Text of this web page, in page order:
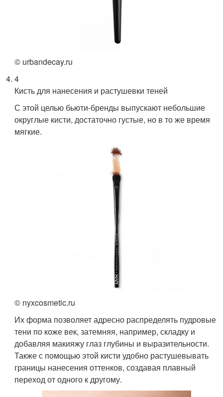
© urbandecay.ru
4
Кисть для нанесения и растушевки теней
С этой целью бьюти-бренды выпускают небольшие
округлые кисти, достаточно густые, но в то же время
мягкие.
© nyxcosmetic.ru
Их форма позволяет адресно распределять пудровые
тени по коже век, затемняя, например, складку и
добавляя макияжу глаз глубины и выразительности.
Также с помощью этой кисти удобно растушевывать
границы нанесения оттенков, создавая плавный
переход от одного к другому.